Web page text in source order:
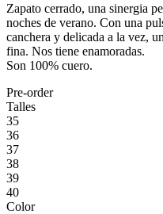
Zapato cerrado, una sinergia
noches de verano. Con una
canchera y delicada a la vez,
fina. Nos tiene enamoradas.
Son 100% cuero.
Pre-order
Talles
35
36
37
38
39
40
Color